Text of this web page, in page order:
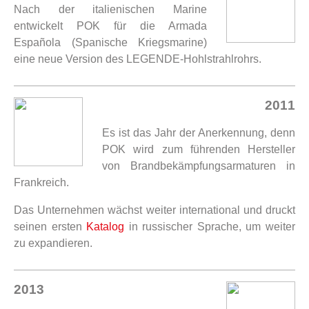
Nach der italienischen Marine
entwickelt POK für die Armada
Española (Spanische Kriegsmarine)
eine neue Version des LEGENDE-Hohlstrahlrohrs.
2011
Es ist das Jahr der Anerkennung, denn
POK wird zum führenden Hersteller
von Brandbekämpfungsarmaturen in
Frankreich.
Das Unternehmen wächst weiter international und druckt
seinen ersten Katalog in russischer Sprache, um weiter
zu expandieren.
2013